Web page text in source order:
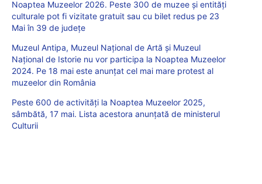
Noaptea Muzeelor 2026. Peste 300 de muzee și entități
culturale pot fi vizitate gratuit sau cu bilet redus pe 23
Mai în 39 de județe
Muzeul Antipa, Muzeul Național de Artă și Muzeul
Național de Istorie nu vor participa la Noaptea Muzeelor
2024. Pe 18 mai este anunțat cel mai mare protest al
muzeelor din România
Peste 600 de activități la Noaptea Muzeelor 2025,
sâmbătă, 17 mai. Lista acestora anunțată de ministerul
Culturii